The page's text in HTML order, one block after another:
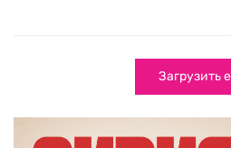
Загрузить